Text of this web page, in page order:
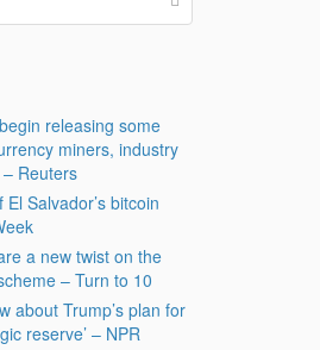
releasing some
miners, industry
Reuters
Salvador’s bitcoin
a new twist on the
– Turn to 10
about Trump’s plan for
reserve’ – NPR